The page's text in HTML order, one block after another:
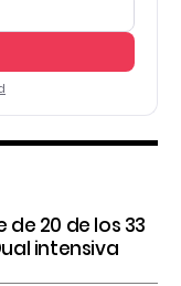
20 de los 33
intensiva